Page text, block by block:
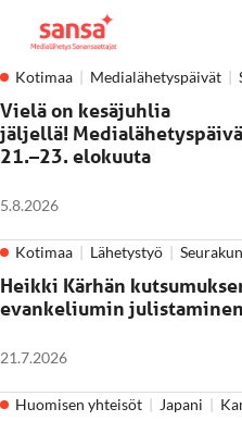
Kotimaa Medialähetyspäivät
Vielä on kesäjuhlia
jäljellä!
21.–23. elokuuta
5.8.2026
Kotimaa Lähetystyö
Heikki Kärhän
evankeliumin julistaminen
21.7.2026
Huomisen yhteisöt Japani